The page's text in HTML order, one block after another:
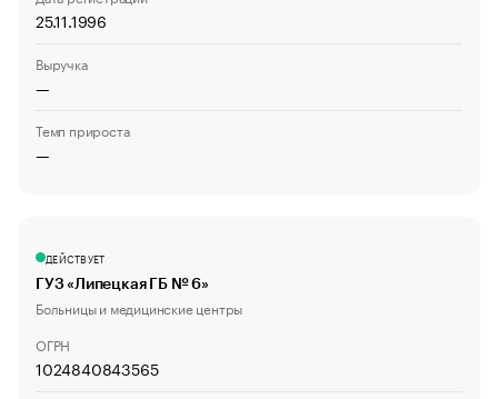
25.11.1996
Выручка
—
Темп прироста
—
ДЕЙСТВУЕТ
ГУЗ «Липецкая ГБ № 6»
Больницы и медицинские центры
ОГРН
1024840843565